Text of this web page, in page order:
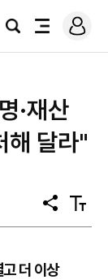
검
전
로
그
·재산
해 달라"
공
유
텍
스
더 이상